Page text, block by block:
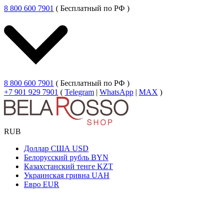
8 800 600 7901 ( Бесплатный по РФ )
8 800 600 7901 ( Бесплатный по РФ )
+7 901 929 7901 ( Telegram | WhatsApp | MAX )
RUB
Доллар США USD
Белорусский рубль BYN
Казахстанский тенге KZT
Украинская гривна UAH
Евро EUR